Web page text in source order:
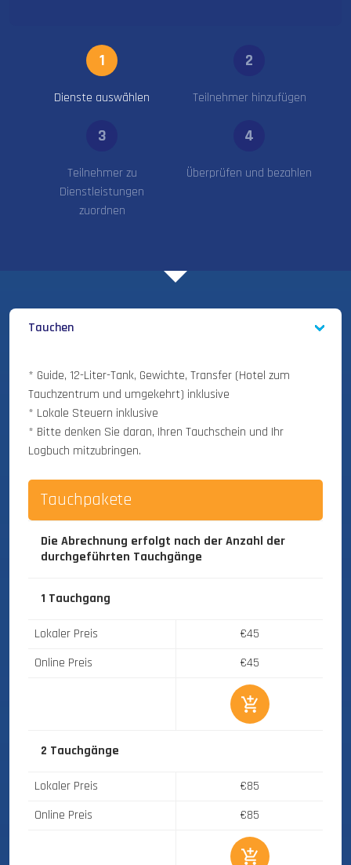
1
Dienste auswählen
2
Teilnehmer hinzufügen
3
Teilnehmer zu
Dienstleistungen
zuordnen
4
Überprüfen und bezahlen
Tauchen
* Guide, 12-Liter-Tank, Gewichte, Transfer (Hotel zum
Tauchzentrum und umgekehrt) inklusive
* Lokale Steuern inklusive
* Bitte denken Sie daran, Ihren Tauchschein und Ihr
Logbuch mitzubringen.
Tauchpakete
Die Abrechnung erfolgt nach der Anzahl der
durchgeführten Tauchgänge
1 Tauchgang
Lokaler Preis
€45
Online Preis
€45
2 Tauchgänge
Lokaler Preis
€85
Online Preis
€85